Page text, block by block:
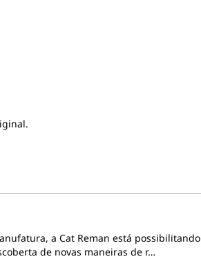
a Cat Reman está possibilitando
de novas maneiras de r…